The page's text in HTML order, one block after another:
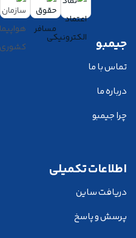
جیمبو
تماس با ما
درباره ما
چرا جیمبو
اطلاعات تکمیلی
دریافت ساین
پرسش و پاسخ